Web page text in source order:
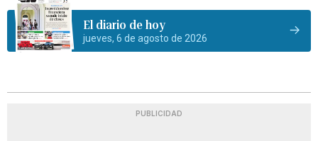
El diario de hoy
jueves, 6 de agosto de 2026
PUBLICIDAD